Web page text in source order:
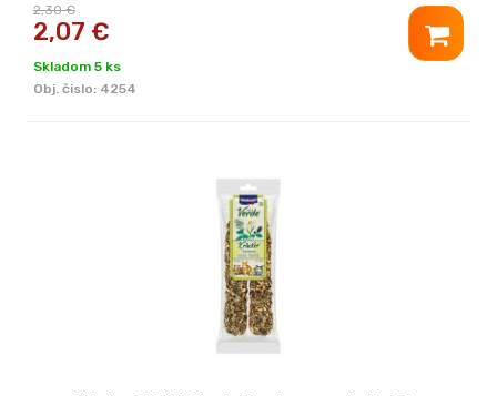
2,30 €
2,07 €
Skladom 5 ks
Obj. čislo: 4254